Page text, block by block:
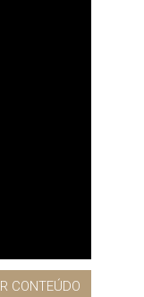
CONTEÚDO